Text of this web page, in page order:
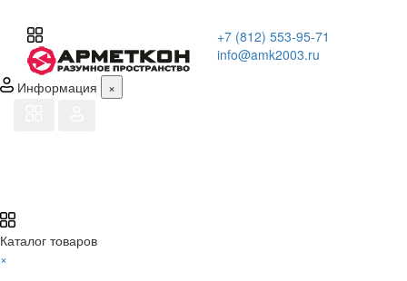
+7 (812) 553-95-71
info@amk2003.ru
Информация
×
Каталог товаров
×